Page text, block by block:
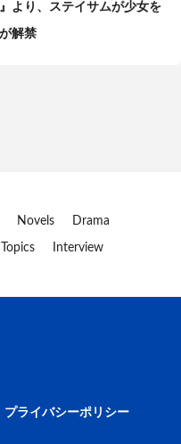
より、ステイサムが少女を
解禁
Novels Drama
Topics Interview
プライバシーポリシー